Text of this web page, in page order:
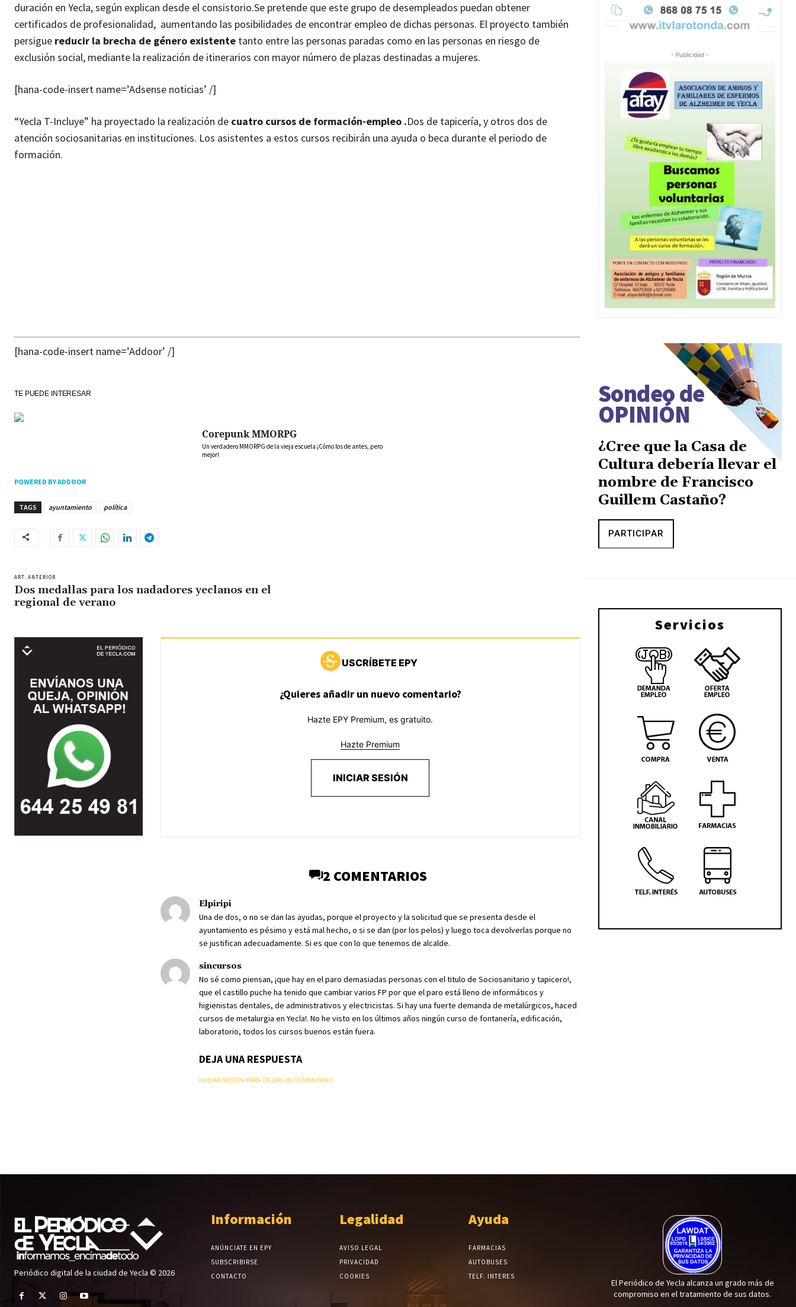
duración en Yecla, según explican desde el consistorio.Se pretende que este grupo de desempleados puedan obtener
certificados de profesionalidad, aumentando las posibilidades de encontrar empleo de dichas personas. El proyecto también
persigue reducir la brecha de género existente tanto entre las personas paradas como en las personas en riesgo de
exclusión social, mediante la realización de itinerarios con mayor número de plazas destinadas a mujeres.
[hana-code-insert name=’Adsense noticias’ /]
“Yecla T-Incluye” ha proyectado la realización de cuatro cursos de formación-empleo .Dos de tapicería, y otros dos de
atención sociosanitarias en instituciones. Los asistentes a estos cursos recibirán una ayuda o beca durante el periodo de
formación.
[hana-code-insert name=’Addoor’ /]
TE PUEDE INTERESAR
Corepunk MMORPG
Un verdadero MMORPG de la vieja escuela ¡Cómo los de antes, pero
mejor!
POWERED BY ADDOOR
TAGS ayuntamiento política
ART. ANTERIOR
Dos medallas para los nadadores yeclanos en el
regional de verano
USCRÍBETE EPY
¿Quieres añadir un nuevo comentario?
Hazte EPY Premium, es gratuito.
Hazte Premium
INICIAR SESIÓN
2 COMENTARIOS
Elpiripi
Una de dos, o no se dan las ayudas, porque el proyecto y la solicitud que se presenta desde el
ayuntamiento es pésimo y está mal hecho, o si se dan (por los pelos) y luego toca devolverlas porque no
se justifican adecuadamente. Si es que con lo que tenemos de alcalde.
sincursos
No sé como piensan, ¡que hay en el paro demasiadas personas con el titulo de Sociosanitario y tapicero!,
que el castillo puche ha tenido que cambiar varios FP por que el paro está lleno de informáticos y
higienistas dentales, de administrativos y electricistas. Si hay una fuerte demanda de metalúrgicos, haced
cursos de metalurgia en Yecla!. No he visto en los últimos años ningún curso de fontanería, edificación,
laboratorio, todos los cursos buenos están fuera.
DEJA UNA RESPUESTA
INICIAR SESIÓN PARA DEJAR UN COMENTARIO
- Publicidad -
Sondeo de
OPINIÓN
¿Cree que la Casa de
Cultura debería llevar el
nombre de Francisco
Guillem Castaño?
PARTICIPAR
Servicios
Periódico digital de la ciudad de Yecla © 2026
Información
ANÚNCIATE EN EPY
SUBSCRIBIRSE
CONTACTO
Legalidad
AVISO LEGAL
PRIVACIDAD
COOKIES
Ayuda
FARMACIAS
AUTOBUSES
TELF. INTERES
El Periódico de Yecla alcanza un grado más de
compromiso en el tratamiento de sus datos.